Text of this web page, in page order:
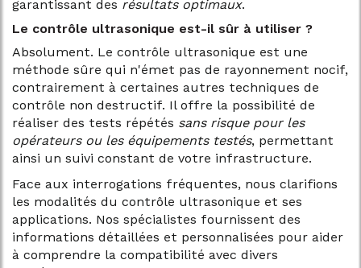
garantissant des résultats optimaux.
Le contrôle ultrasonique est-il sûr à utiliser ?
Absolument. Le contrôle ultrasonique est une
méthode sûre qui n'émet pas de rayonnement nocif,
contrairement à certaines autres techniques de
contrôle non destructif. Il offre la possibilité de
réaliser des tests répétés sans risque pour les
opérateurs ou les équipements testés, permettant
ainsi un suivi constant de votre infrastructure.
Face aux interrogations fréquentes, nous clarifions
les modalités du contrôle ultrasonique et ses
applications. Nos spécialistes fournissent des
informations détaillées et personnalisées pour aider
à comprendre la compatibilité avec divers